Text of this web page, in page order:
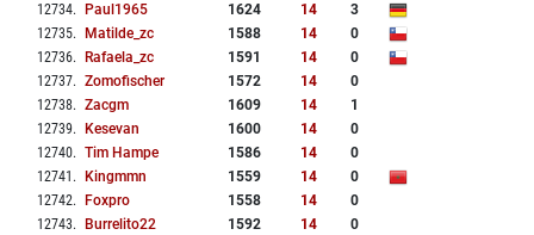
12734. Paul1965 1624 14
3
12735. Matilde_zc 1588 14
0
12736. Rafaela_zc 1591 14
0
12737. Zomofischer 1572 14
0
12738. Zacgm 1609 14
1
12739. Kesevan 1600 14
0
12740. Tim Hampe 1586 14
0
12741 . Kingmmn 1559 14
0
12742. Foxpro 1558 14
0
12743. Burrelito22 1592 14
0